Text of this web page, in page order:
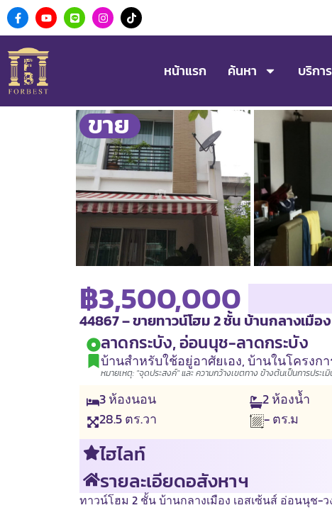
หน้าแรก ค้นหา บริกา
ขาย
฿3,500,000
44867 – ขายทาวน์โฮม 2 ชั้น บ้านกลางเมื
ลาดกระบัง, อ่อนนุช-ลาดกระบัง
บ้านสำหรับใช้อยู่อาศัยเอง,บ้านในโครงก
หมายเหตุ: "จุดประสงค์" และ ความกว้างเขตทาง ข้างต้นเป็นการประ
3ห้องนอน 2ห้องน้ำ
28.5ตร.วา - ตร.ม
ไฮไลท์
รายละเอียดอสังหาฯ
ทาวน์โฮม 2 ชั้น บ้านกลางเมือง เอสเซ้นส์ อ่อนนุช-